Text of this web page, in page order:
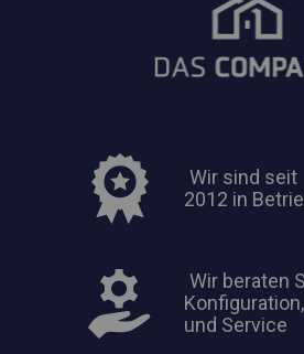
Wir sind seit
2012 in
Wir beraten
und Service